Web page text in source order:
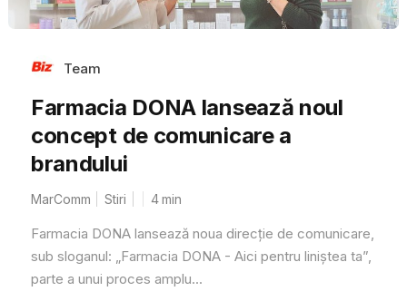
Team
Farmacia DONA lansează noul
concept de comunicare a
brandului
MarComm Stiri 4min
Farmacia DONA lansează noua direcție de comunicare,
sub sloganul: „Farmacia DONA - Aici pentru liniștea ta”,
parte a unui proces amplu...